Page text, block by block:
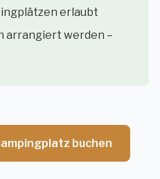
erlaubt
arrangiert werden –
buchen